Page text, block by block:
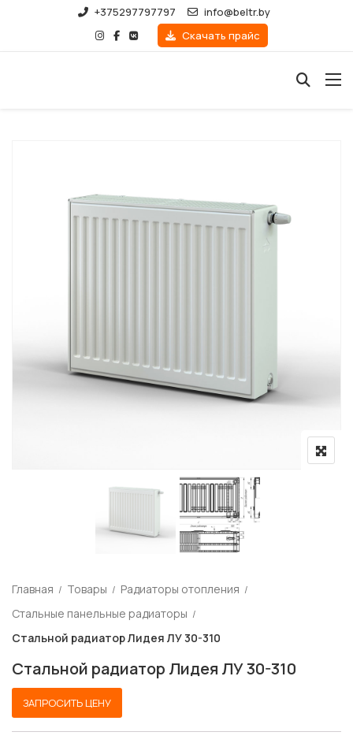
+375297797797
info@beltr.by
Скачать прайс
Главная Товары
Радиаторы отопления
Стальные панельные радиаторы
Стальной радиатор Лидея ЛУ 30-310
Стальной радиатор Лидея ЛУ 30-310
ЗАПРОСИТЬ ЦЕНУ